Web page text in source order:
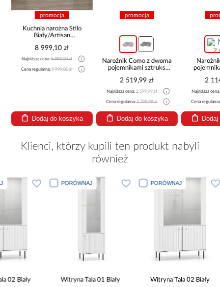
promocja
Kuchnia narożna Stilo
Biały/Artisan
8 999,10 zł
Najniższa cena:9 999,00 zł
Cena regularna:9 999,00 zł
Dodaj do koszyka
promocja
Narożnik Como z dwoma
pojemnikami sztruks
2 519,99 zł
Najniższa cena:2 599,99 zł
Cena regularna:2 799,99 zł
Dodaj do koszyka
2
Najniższa
Cena
Klienci, którzy kupili ten produkt nabyli
również
02 Biały
PORÓWNAJ
Witryna Tala 01 Biały
PORÓWNAJ
Witryna Tala 02 Biały